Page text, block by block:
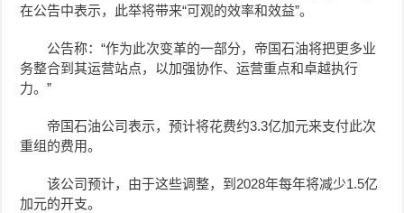
在公告中表示，此举将带来“可观的效率和效益”。
公告称：“作为此次变革的一部分，帝国石油将把更多业
务整合到其运营站点，以加强协作、运营重点和卓越执行
力。”
帝国石油公司表示，预计将花费约3.3亿加元来支付此次
重组的费用。
该公司预计，由于这些调整，到2028年每年将减少1.5亿
加元的开支。